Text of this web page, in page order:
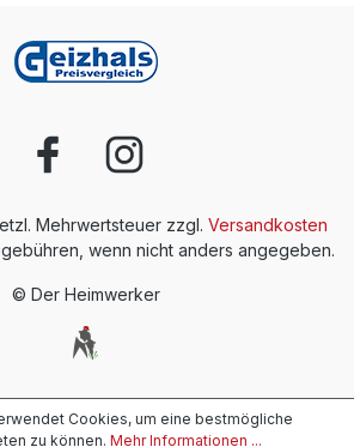
Mehrwertsteuer zzgl. Versandkosten
wenn nicht anders angegeben.
© Der Heimwerker
Cookies, um eine bestmögliche
zu können. Mehr Informationen ...